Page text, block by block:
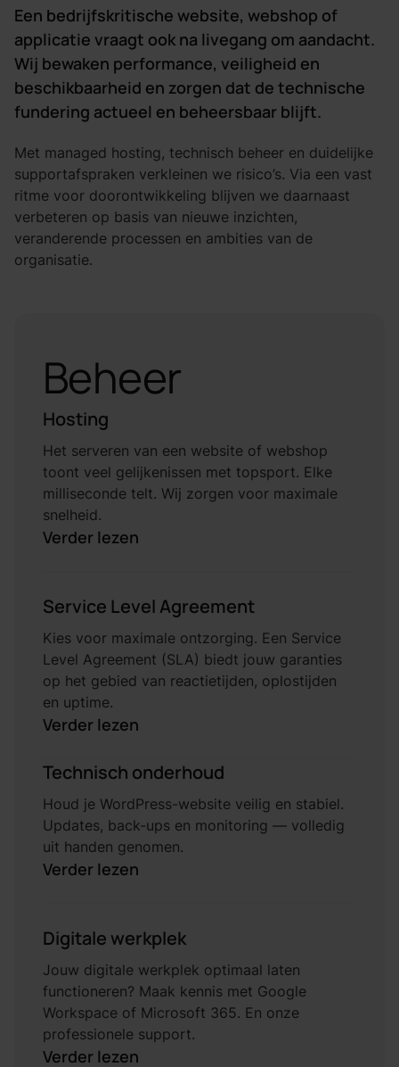
Een bedrijfskritische website, webshop of
applicatie vraagt ook na livegang om aandacht.
Wij bewaken performance, veiligheid en
beschikbaarheid en zorgen dat de technische
fundering actueel en beheersbaar blijft.
Met managed hosting, technisch beheer en duidelijke
supportafspraken verkleinen we risico’s. Via een vast
ritme voor doorontwikkeling blijven we daarnaast
verbeteren op basis van nieuwe inzichten,
veranderende processen en ambities van de
organisatie.
Beheer
Hosting
Het serveren van een website of webshop
toont veel gelijkenissen met topsport. Elke
milliseconde telt. Wij zorgen voor maximale
snelheid.
Verder lezen
Service Level Agreement
Kies voor maximale ontzorging. Een Service
Level Agreement (SLA) biedt jouw garanties
op het gebied van reactietijden, oplostijden
en uptime.
Verder lezen
Technisch onderhoud
Houd je WordPress-website veilig en stabiel.
Updates, back-ups en monitoring — volledig
uit handen genomen.
Verder lezen
Digitale werkplek
Jouw digitale werkplek optimaal laten
functioneren? Maak kennis met Google
Workspace of Microsoft 365. En onze
professionele support.
Verder lezen